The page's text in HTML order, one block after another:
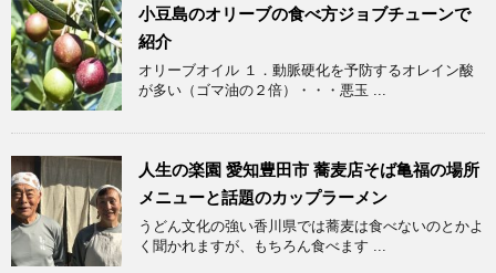
小豆島のオリーブの食べ方ジョブチューンで
紹介
オリーブオイル １．動脈硬化を予防するオレイン酸
が多い（ゴマ油の２倍）・・・悪玉 ...
人生の楽園 愛知豊田市 蕎麦店そば亀福の場所
メニューと話題のカップラーメン
うどん文化の強い香川県では蕎麦は食べないのとかよ
く聞かれますが、もちろん食べます ...